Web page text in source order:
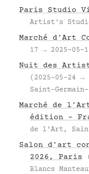
Paris Studio
Artist's
Marché d'Art
17 → 2025-05-
Nuit des
(2025-05-24
Saint-
Marché de l'Art
édition –
de l'Art,
Salon d'art
2026, Paris
Blancs